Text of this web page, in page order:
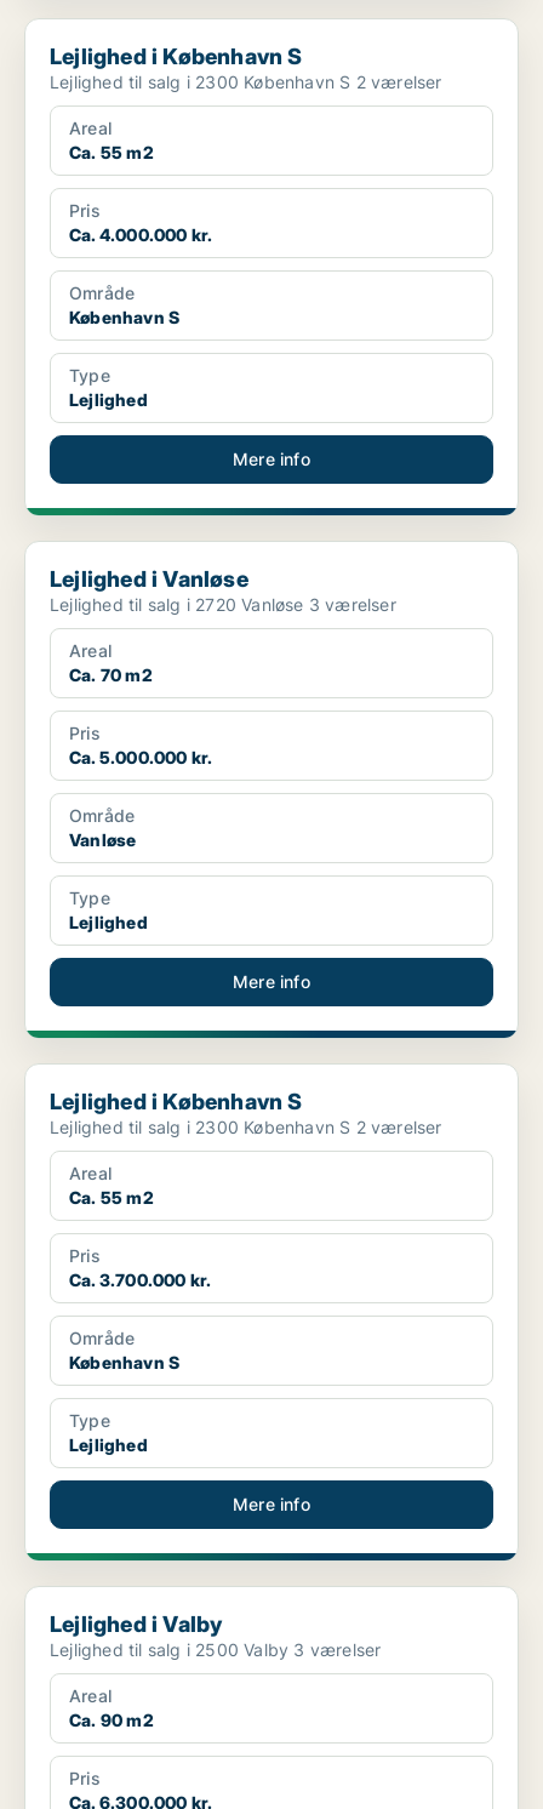
Lejlighed i København S
Lejlighed i København S
Lejlighed til salg i 2300 København S 2 værelser
Areal
Ca. 55 m2
Pris
Ca. 4.000.000 kr.
Område
København S
Type
Lejlighed
Mere info
Lejlighed i Vanløse
Lejlighed i Vanløse
Lejlighed til salg i 2720 Vanløse 3 værelser
Areal
Ca. 70 m2
Pris
Ca. 5.000.000 kr.
Område
Vanløse
Type
Lejlighed
Mere info
Lejlighed i København S
Lejlighed i København S
Lejlighed til salg i 2300 København S 2 værelser
Areal
Ca. 55 m2
Pris
Ca. 3.700.000 kr.
Område
København S
Type
Lejlighed
Mere info
Lejlighed i Valby
Lejlighed i Valby
Lejlighed til salg i 2500 Valby 3 værelser
Areal
Ca. 90 m2
Pris
Ca. 6.300.000 kr.